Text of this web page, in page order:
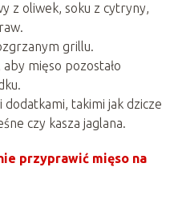
z oliwek, soku z cytryny,
grillu.
mięso pozostało
takimi jak dzicze
czy kasza jaglana.
przyprawić mięso na